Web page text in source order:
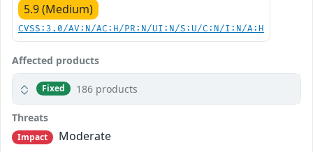
5.9 (Medium)
CVSS:3.0/AV:N/AC:H/PR:N/UI:N/S:U/C:N/I:N/A:H
Affected products
Fixed 186 products
Threats
Impact
Moderate